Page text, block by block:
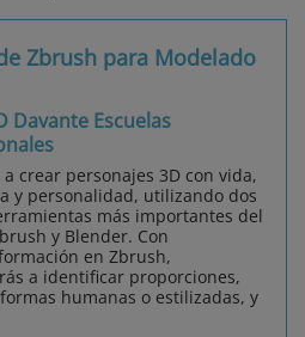
Zbrush para Modelado
Davante Escuelas
crear personajes 3D con vida,
y personalidad, utilizando dos
más importantes del
y Blender. Con
en Zbrush,
a identificar proporciones,
humanas o estilizadas, y